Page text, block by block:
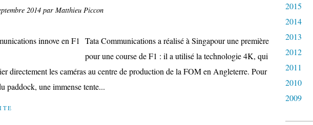
2014 par Matthieu Piccon
Tata Communications a réalisé à Singapour une première
pour une course de F1 : il a utilisé la technologie 4K, qui
directement les caméras au centre de production de la FOM en Angleterre. Pour
paddock, une immense tente...
2015
2014
2013
2012
2011
2010
2009